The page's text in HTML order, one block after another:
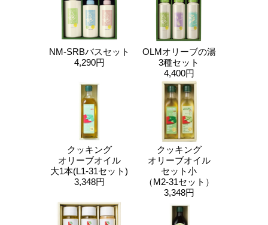
NM-SRBバスセット
4,290円
OLMオリーブの湯
3種セット
4,400円
クッキング
オリーブオイル
大1本(L1-31セット)
3,348円
クッキング
オリーブオイル
セット小
（M2-31セット）
3,348円